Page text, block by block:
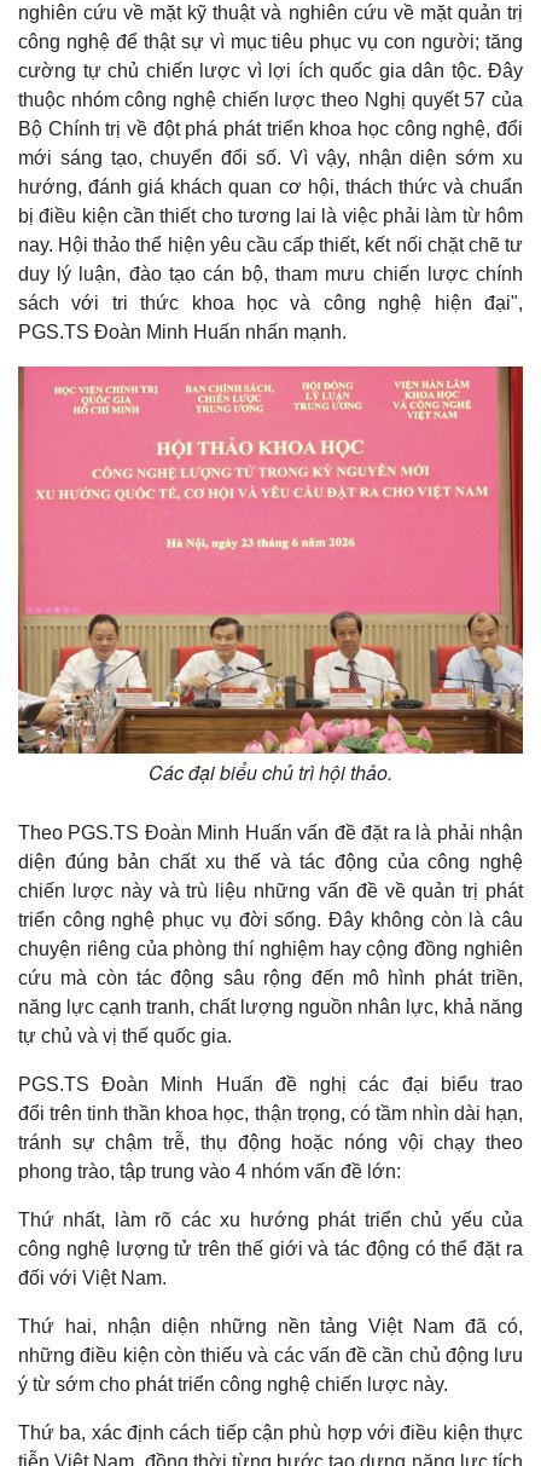
Infographic
Kinh tế
Bất động sản
Khởi nghiệp
Thị trường
Giá vàng
Tiêu dùng
Tỷ giá
Chứng khoán
Giá cà phê
nghiên cứu về mặt kỹ thuật và nghiên cứu về mặt quản trị
công nghệ để thật sự vì mục tiêu phục vụ con người; tăng
cường tự chủ chiến lược vì lợi ích quốc gia dân tộc. Đây
thuộc nhóm công nghệ chiến lược theo Nghị quyết 57 của
Bộ Chính trị về đột phá phát triển khoa học công nghệ, đổi
mới sáng tạo, chuyển đổi số. Vì vậy, nhận diện sớm xu
hướng, đánh giá khách quan cơ hội, thách thức và chuẩn
bị điều kiện cần thiết cho tương lai là việc phải làm từ hôm
nay. Hội thảo thể hiện yêu cầu cấp thiết, kết nối chặt chẽ tư
duy lý luận, đào tạo cán bộ, tham mưu chiến lược chính
sách với tri thức khoa học và công nghệ hiện đại",
PGS.TS Đoàn Minh Huấn nhấn mạnh.
Các đại biểu chủ trì hội thảo.
Theo PGS.TS Đoàn Minh Huấn vấn đề đặt ra là phải nhận
diện đúng bản chất xu thế và tác động của công nghệ
chiến lược này và trù liệu những vấn đề về quản trị phát
triển công nghệ phục vụ đời sống. Đây không còn là câu
chuyện riêng của phòng thí nghiệm hay cộng đồng nghiên
cứu mà còn tác động sâu rộng đến mô hình phát triền,
năng lực cạnh tranh, chất lượng nguồn nhân lực, khả năng
tự chủ và vị thế quốc gia.
PGS.TS Đoàn Minh Huấn đề nghị các đại biểu trao
đổi trên tinh thần khoa học, thận trọng, có tầm nhìn dài hạn,
tránh sự chậm trễ, thụ động hoặc nóng vội chạy theo
phong trào, tập trung vào 4 nhóm vấn đề lớn:
Thứ nhất, làm rõ các xu hướng phát triển chủ yếu của
công nghệ lượng tử trên thế giới và tác động có thể đặt ra
đối với Việt Nam.
Thứ hai, nhận diện những nền tảng Việt Nam đã có,
những điều kiện còn thiếu và các vấn đề cần chủ động lưu
ý từ sớm cho phát triển công nghệ chiến lược này.
Thứ ba, xác định cách tiếp cận phù hợp với điều kiện thực
tiễn Việt Nam, đồng thời từng bước tạo dựng năng lực tích